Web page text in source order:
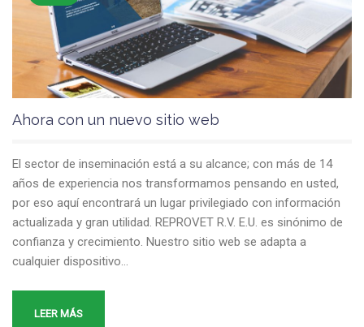
Ahora con un nuevo sitio web
El sector de inseminación está a su alcance; con más de 14
años de experiencia nos transformamos pensando en usted,
por eso aquí encontrará un lugar privilegiado con información
actualizada y gran utilidad. REPROVET R.V. E.U. es sinónimo de
confianza y crecimiento. Nuestro sitio web se adapta a
cualquier dispositivo…
LEER MÁS